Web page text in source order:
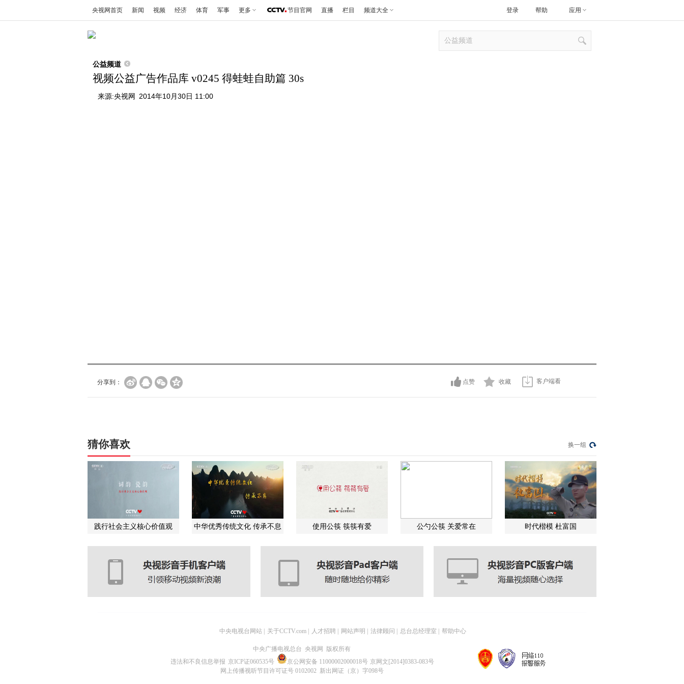
央视网首页 新闻 视频 经济 体育 军事 更多 节目官网 直播 栏目 频道大全 帮助 应用
登录
公益频道
视频公益广告作品库 v0245 得蛙蛙自助篇 30s
来源:央视网 2014年10月30日 11:00
分享到： 点赞 收藏 客户端看
猜你喜欢 换一组
践行社会主义核心价值观 中华优秀传统文化 传承不息 使用公筷 筷筷有爱 公勺公筷 关爱常在 时代楷模 杜富国
中央电视台网站 关于CCTV.com 人才招聘 网站声明 法律顾问 总台总经理室 帮助中心
中央广播电视总台 央视网 版权所有
违法和不良信息举报 京ICP证060535号 京公网安备 11000002000018号 京网文[2014]0383-083号
网上传播视听节目许可证号 0102002 新出网证（京）字098号